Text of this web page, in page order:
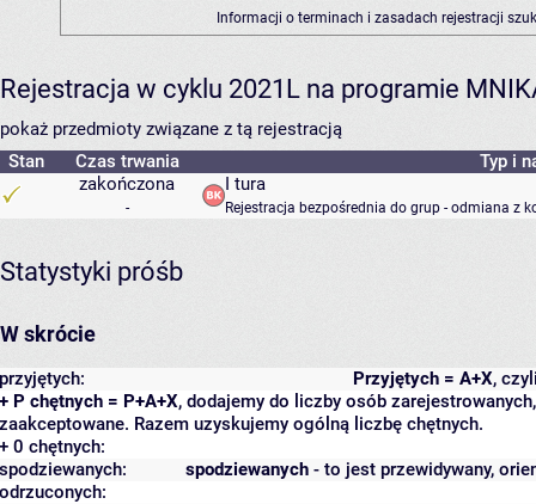
Informacji o terminach i zasadach rejestracji
Rejestracja w cyklu 2021L na programie
pokaż przedmioty związane z tą rejestracją
Stan
Czas trwania
Typ i
zakończona
-
I tura
Rejestracja bezpośrednia do grup - odmiana z
Statystyki próśb
W skrócie
Przyjętych = A+X,
przyjętych:
+ P chętnych = P+A+X, dodajemy do liczby osób
zaakceptowane. Razem uzyskujemy ogólną liczbę chętnych.
+ 0 chętnych:
spodziewanych - to jest przewidywany,
spodziewanych:
odrzuconych: